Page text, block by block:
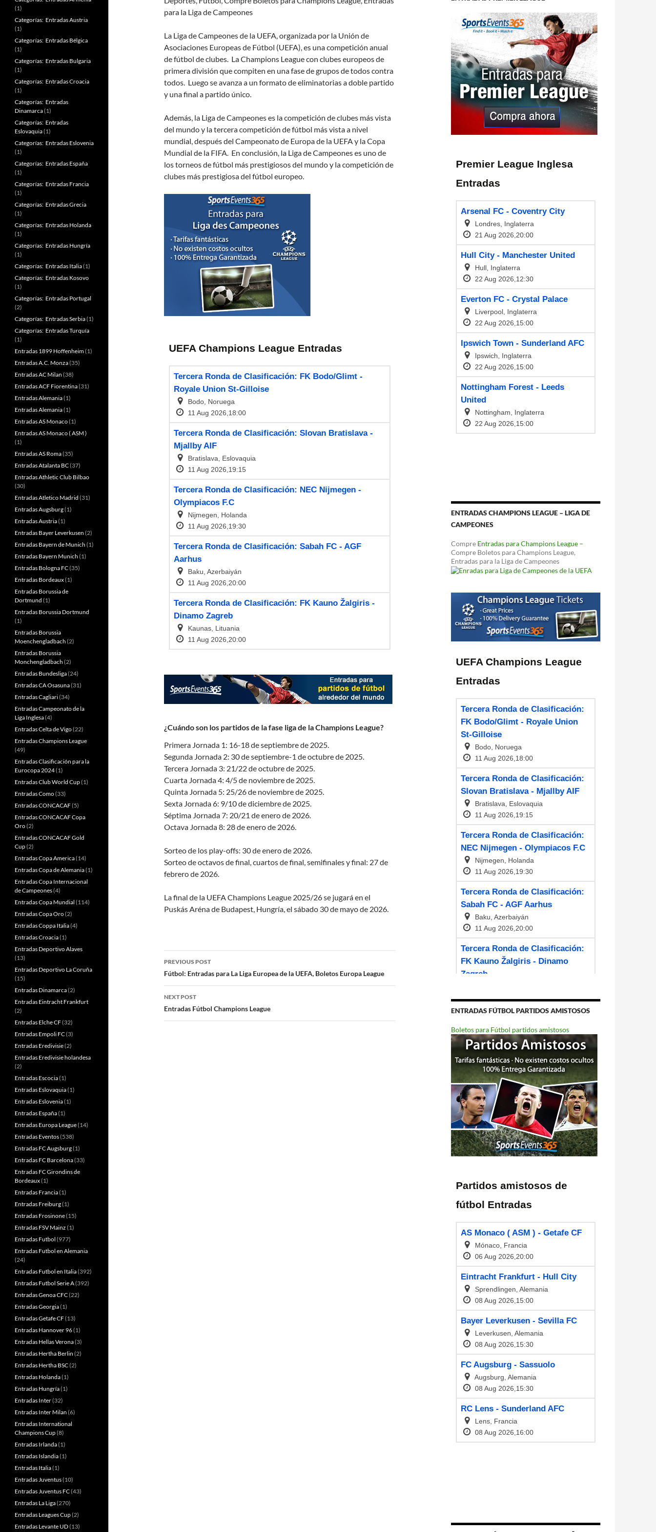
para la Liga de Campeones
La Liga de Campeones de la UEFA, organizada por la Unión de
Asociaciones Europeas de Fútbol (UEFA), es una competición anual
de fútbol de clubes. La Champions League con clubes europeos de
primera división que compiten en una fase de grupos de todos contra
todos. Luego se avanza a un formato de eliminatorias a doble partido
y una final a partido único.
Además, la Liga de Campeones es la competición de clubes más vista
del mundo y la tercera competición de fútbol más vista a nivel
mundial, después del Campeonato de Europa de la UEFA y la Copa
Mundial de la FIFA. En conclusión, la Liga de Campeones es uno de
los torneos de fútbol más prestigiosos del mundo y la competición de
clubes más prestigiosa del fútbol europeo.
¿Cuándo son los partidos de la fase liga de la Champions League?
Primera Jornada 1: 16-18 de septiembre de 2025.
Segunda Jornada 2: 30 de septiembre-1 de octubre de 2025.
Tercera Jornada 3: 21/22 de octubre de 2025.
Cuarta Jornada 4: 4/5 de noviembre de 2025.
Quinta Jornada 5: 25/26 de noviembre de 2025.
Sexta Jornada 6: 9/10 de diciembre de 2025.
Séptima Jornada 7: 20/21 de enero de 2026.
Octava Jornada 8: 28 de enero de 2026.
Sorteo de los play-offs: 30 de enero de 2026.
Sorteo de octavos de final, cuartos de final, semifinales y final: 27 de
febrero de 2026.
La final de la UEFA Champions League 2025/26 se jugará en el
Puskás Aréna de Budapest, Hungría, el sábado 30 de mayo de 2026.
Post
navigation
PREVIOUS POST
Fútbol: Entradas para La Liga Europea de la UEFA, Boletos Europa League
NEXT POST
Entradas Fútbol Champions League
ENTRADAS CHAMPIONS LEAGUE – LIGA DE
CAMPEONES
Compre Entradas para Champions League –
Compre Boletos para Champions League,
Entradas para la Liga de Campeones
ENTRADAS FÚTBOL PARTIDOS AMISTOSOS
Boletos para Fútbol partidos amistosos
(1)
Categorías: Entradas Austria
(1)
Categorías: Entradas Bélgica
(1)
Categorías: Entradas Bulgaria
(1)
Categorías: Entradas Croacia
(1)
Categorías: Entradas
Dinamarca(1)
Categorías: Entradas
Eslovaquia(1)
Categorías: Entradas Eslovenia
(1)
Categorías: Entradas España
(1)
Categorías: Entradas Francia
(1)
Categorías: Entradas Grecia
(1)
Categorías: Entradas Holanda
(1)
Categorías: Entradas Hungría
(1)
Categorías: Entradas Italia(1)
Categorías: Entradas Kosovo
(1)
Categorías: Entradas Portugal
(2)
Categorías: Entradas Serbia(1)
Categorías: Entradas Turquía
(1)
Entradas 1899 Hoffenheim(1)
Entradas A.C. Monza(35)
Entradas AC Milan (38)
Entradas ACF Fiorentina(31)
Entradas Alemania(1)
Entradas Alemania(1)
Entradas AS Monaco(1)
Entradas AS Monaco ( ASM )
(1)
Entradas AS Roma(35)
Entradas Atalanta BC(37)
Entradas Athletic Club Bilbao
(30)
Entradas Atletico Madrid (31)
Entradas Augsburg(1)
Entradas Austria(1)
Entradas Bayer Leverkusen (2)
Entradas Bayern de Munich (1)
Entradas Bayern Munich (1)
Entradas Bologna FC(35)
Entradas Bordeaux(1)
Entradas Borussia de
Dortmund (1)
Entradas Borussia Dortmund
(1)
Entradas Borussia
Moenchengladbach (2)
Entradas Borussia
Monchengladbach (2)
Entradas Bundesliga(24)
Entradas CA Osasuna(31)
Entradas Cagliari(34)
Entradas Campeonato de la
Liga Inglesa(4)
Entradas Celta de Vigo(22)
Entradas Champions League
(49)
Entradas Clasificación para la
Eurocopa 2024(1)
Entradas Club World Cup(1)
Entradas Como(33)
Entradas CONCACAF(5)
Entradas CONCACAF Copa
Oro(2)
Entradas CONCACAF Gold
Cup(2)
Entradas Copa America(14)
Entradas Copa de Alemania(1)
Entradas Copa Internacional
de Campeones(4)
Entradas Copa Mundial (114)
Entradas Copa Oro(2)
Entradas Coppa Italia(4)
Entradas Croacia(1)
Entradas Deportivo Alaves
(13)
Entradas Deportivo La Coruña
(15)
Entradas Dinamarca(2)
Entradas Eintracht Frankfurt
(2)
Entradas Elche CF(32)
Entradas Empoli FC(3)
Entradas Eredivisie(2)
Entradas Eredivisie holandesa
(2)
Entradas Escocia(1)
Entradas Eslovaquia(1)
Entradas Eslovenia(1)
Entradas España(1)
Entradas Europa League(14)
Entradas Eventos(538)
Entradas FC Augsburg(1)
Entradas FC Barcelona(33)
Entradas FC Girondins de
Bordeaux(1)
Entradas Francia(1)
Entradas Freiburg(1)
Entradas Frosinone(15)
Entradas FSV Mainz (1)
Entradas Futbol (977)
Entradas Futbol en Alemania
(24)
Entradas Futbol en Italia(392)
Entradas Futbol Serie A(392)
Entradas Genoa CFC(22)
Entradas Georgia(1)
Entradas Getafe CF(13)
Entradas Hannover 96(1)
Entradas Hellas Verona(3)
Entradas Hertha Berlin (2)
Entradas Hertha BSC(2)
Entradas Holanda(1)
Entradas Hungría(1)
Entradas Inter(32)
Entradas Inter Milan (6)
Entradas International
Champions Cup(8)
Entradas Irlanda(1)
Entradas Islandia(1)
Entradas Italia(1)
Entradas Juventus(10)
Entradas Juventus FC(43)
Entradas La Liga(270)
Entradas Leagues Cup(2)
Entradas Levante UD(13)